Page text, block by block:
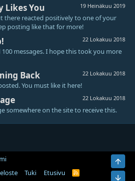
19 Heinäkuu 2019
Likes You
there reacted positively to one of your
posting like that for more!
22 Lokakuu 2018
messages. I hope this took you more
22 Lokakuu 2018
Back
You must like it here!
22 Lokakuu 2018
somewhere on the site to receive this.
Tuki Etusivu
R